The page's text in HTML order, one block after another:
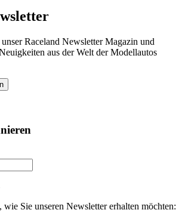
Raceland Newsletter Magazin und
aus der Welt der Modellautos
wie Sie unseren Newsletter erhalten möchten: